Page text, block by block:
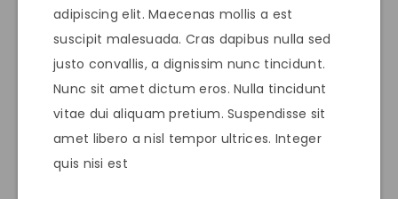
adipiscing elit. Maecenas mollis a est
suscipit malesuada. Cras dapibus nulla sed
justo convallis, a dignissim nunc tincidunt.
Nunc sit amet dictum eros. Nulla tincidunt
vitae dui aliquam pretium. Suspendisse sit
amet libero a nisl tempor ultrices. Integer
quis nisi est